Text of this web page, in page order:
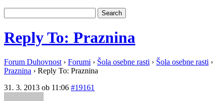
Reply To: Praznina
Forum Duhovnost › Forumi › Šola osebne rasti › Šola osebne rasti ›
Praznina › Reply To: Praznina
31. 3. 2013 ob 11:06 #19161